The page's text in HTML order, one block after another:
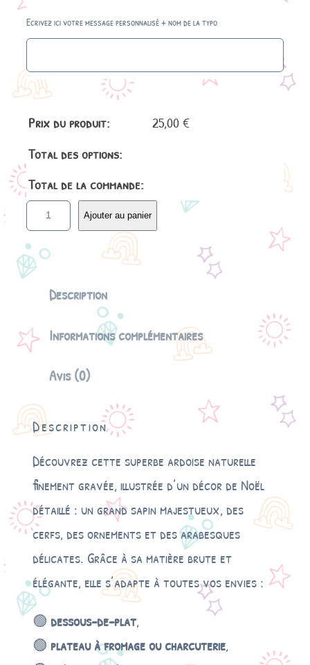
Ecrivez ici votre message personnalisé + nom de la typo
Prix du produit: 25,00€
Total des options:
Total de la commande:
q
n
t
d
e
o
i
a
v
o
n
Ajouter au panier
Description
Informations complémentaires
Avis (0)
Description
Découvrez cette superbe ardoise naturelle
finement gravée, illustrée d’un décor de Noël
détaillé : un grand sapin majestueux, des
cerfs, des ornements et des arabesques
délicates. Grâce à sa matière brute et
élégante, elle s’adapte à toutes vos envies :
🟢 dessous-de-plat,
🟢 plateau à fromage ou charcuterie,